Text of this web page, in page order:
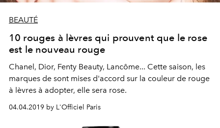
BEAUTÉ
10 rouges à lèvres qui prouvent que le rose
est le nouveau rouge
Chanel, Dior, Fenty Beauty, Lancôme... Cette saison, les
marques de sont mises d'accord sur la couleur de rouge
à lèvres à adopter, elle sera rose.
04.04.2019 by L'Officiel Paris